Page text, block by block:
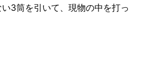
3筒を引いて、現物の中を打っ